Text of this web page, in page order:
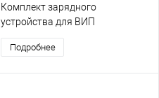
Комплект зарядного
устройства для ВИП
Подробнее